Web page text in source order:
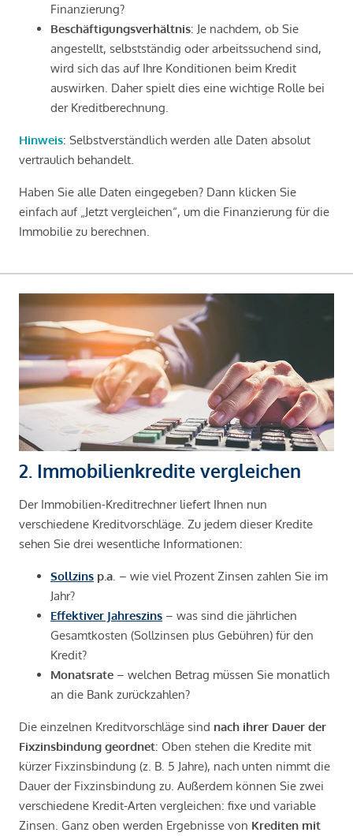
Finanzierung?
Beschäftigungsverhältnis: Je nachdem, ob Sie
angestellt, selbstständig oder arbeitssuchend sind,
wird sich das auf Ihre Konditionen beim Kredit
auswirken. Daher spielt dies eine wichtige Rolle bei
der Kreditberechnung.
Hinweis: Selbstverständlich werden alle Daten absolut
vertraulich behandelt.
Haben Sie alle Daten eingegeben? Dann klicken Sie
einfach auf „Jetzt vergleichen“, um die Finanzierung für die
Immobilie zu berechnen.
2. Immobilienkredite vergleichen
Der Immobilien-Kreditrechner liefert Ihnen nun
verschiedene Kreditvorschläge. Zu jedem dieser Kredite
sehen Sie drei wesentliche Informationen:
Sollzins p.a . – wie viel Prozent Zinsen zahlen Sie im
Jahr?
Effektiver Jahreszins – was sind die jährlichen
Gesamtkosten (Sollzinsen plus Gebühren) für den
Kredit?
Monatsrate – welchen Betrag müssen Sie monatlich
an die Bank zurückzahlen?
Die einzelnen Kreditvorschläge sind nach ihrer Dauer der
Fixzinsbindung geordnet: Oben stehen die Kredite mit
kürzer Fixzinsbindung (z. B. 5 Jahre), nach unten nimmt die
Dauer der Fixzinsbindung zu. Außerdem können Sie zwei
verschiedene Kredit-Arten vergleichen: fixe und variable
Zinsen. Ganz oben werden Ergebnisse von Krediten mit